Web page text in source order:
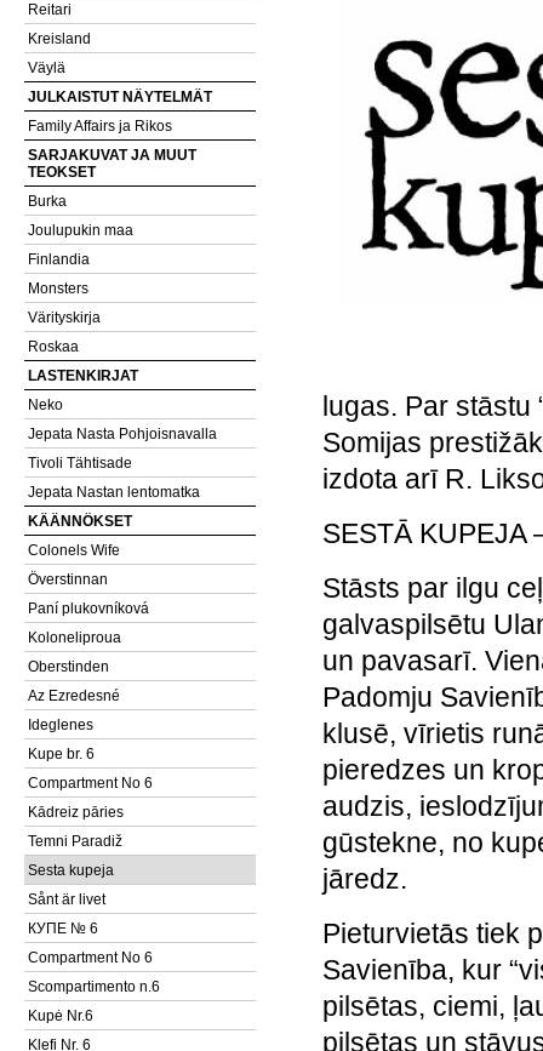
Reitari
Kreisland
Väylä
JULKAISTUT NÄYTELMÄT
Family Affairs ja Rikos
SARJAKUVAT JA MUUT
TEOKSET
Burka
Joulupukin maa
Finlandia
Monsters
Värityskirja
Roskaa
LASTENKIRJAT
Neko
Jepata Nasta Pohjoisnavalla
Tivoli Tähtisade
Jepata Nastan lentomatka
KÄÄNNÖKSET
Colonels Wife
Överstinnan
Paní plukovníková
Koloneliproua
Oberstinden
Az Ezredesné
Ideglenes
Kupe br. 6
Compartment No 6
Kādreiz pāries
Temni Paradiž
Sesta kupeja
Sånt är livet
КУПЕ № 6
Compartment No 6
Scompartimento n.6
Kupė Nr.6
Klefi Nr. 6
lugas. Par stāstu
Somijas
izdota arī R.
SESTĀ KUPEJA
Stāsts par ilgu
galvaspilsētu
un pavasarī.
Padomju
klusē, vīrietis
pieredzes un
audzis,
gūstekne, no
jāredz.
Pieturvietās tiek
Savienība, kur
pilsētas, ciemi,
pilsētas un